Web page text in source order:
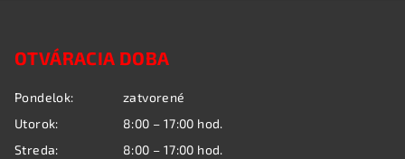
OTVÁRACIA DOBA
Pondelok:
zatvorené
Utorok:
8:00 – 17:00 hod.
Streda:
8:00 – 17:00 hod.